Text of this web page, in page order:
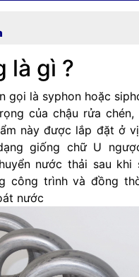
là gì ?
gọi là syphon hoặc
của chậu rửa
này được lắp đặt ở
giống chữ U
nước thải sau khi
công trình và đồng
nước